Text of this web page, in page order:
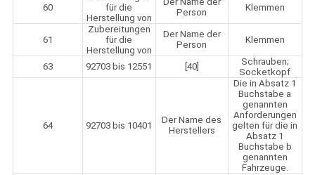
60
für die
Herstellung von
Person
Klemmen
61
Zubereitungen
für die
Herstellung von
Der Name der
Person
Klemmen
63 92703 bis 12551 [40]
Schrauben;
Socketkopf
64 92703 bis 10401
Der Name des
Herstellers
Die in Absatz 1
Buchstabe a
genannten
Anforderungen
gelten für die in
Absatz 1
Buchstabe b
genannten
Fahrzeuge.